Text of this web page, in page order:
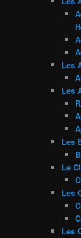
Les
Les
Les
Le
Les
Les